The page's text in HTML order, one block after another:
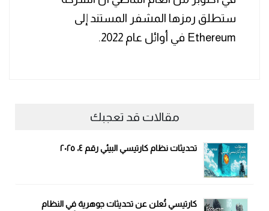
ستطلق رمزها المشفر المستند إلى
Ethereum في أوائل عام 2022.
مقالات قد تعجبك
تحديثات نظام كارتيسي البيئي رقم ٤، ٢٠٢٥
كارتيسي تُعلن عن تحديثات جوهرية في النظام